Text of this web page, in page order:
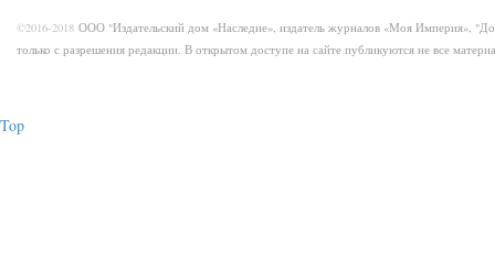
©2016-2018 ООО "Издательский дом «Наследие», издатель журналов «Моя Империя»,
только с разрешения редакции. В открытом доступе на сайте публикуются не все
Top